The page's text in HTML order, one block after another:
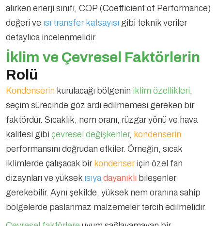
alırken enerji sınıfı, COP (Coefficient of Performance)
değeri ve ısı transfer katsayısı gibi teknik veriler
detaylıca incelenmelidir.
İklim ve Çevresel Faktörlerin
Rolü
Kondenserin kurulacağı bölgenin iklim özellikleri,
seçim sürecinde göz ardı edilmemesi gereken bir
faktördür. Sıcaklık, nem oranı, rüzgar yönü ve hava
kalitesi gibi çevresel değişkenler, kondenserin
performansını doğrudan etkiler. Örneğin, sıcak
iklimlerde çalışacak bir kondenseriçin özel fan
dizaynları ve yüksek ısıya dayanıklı bileşenler
gerekebilir. Aynı şekilde, yüksek nem oranına sahip
bölgelerde paslanmaz malzemeler tercih edilmelidir.